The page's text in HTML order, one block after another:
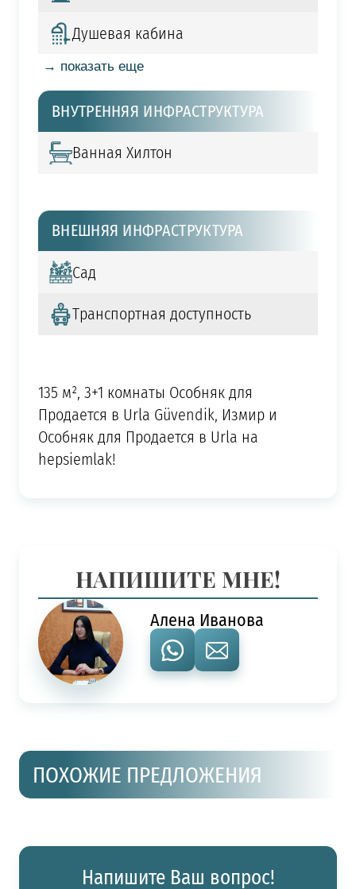
Душевая кабина
→ показать еще
ВНУТРЕННЯЯ ИНФРАСТРУКТУРА
Ванная Хилтон
ВНЕШНЯЯ ИНФРАСТРУКТУРА
Сад
Транспортная доступность
135 м², 3+1 комнаты Особняк для
Продается в Urla Güvendik, Измир и
Особняк для Продается в Urla на
hepsiemlak!
НАПИШИТЕ МНЕ!
Алена Иванова
ПОХОЖИЕ ПРЕДЛОЖЕНИЯ
Напишите Ваш вопрос!